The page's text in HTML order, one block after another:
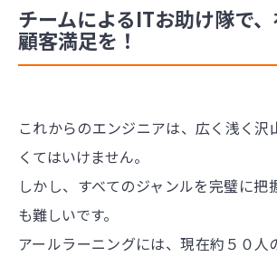
チームによるITお助け隊で
顧客満足を！
これからのエンジニアは、広く浅く沢
くてはいけません。
しかし、すべてのジャンルを完璧に把
も難しいです。
アールラーニングには、現在約５０人